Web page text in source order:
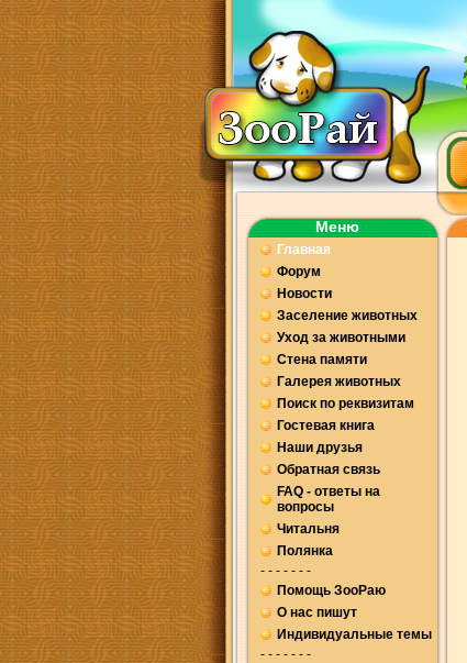
Меню
Главная
Форум
Новости
Заселение животных
Уход за животными
Стена памяти
Галерея животных
Поиск по реквизитам
Гостевая книга
Наши друзья
Обратная связь
FAQ - ответы на
вопросы
Читальня
Полянка
- - - - - - -
Помощь ЗооРаю
О нас пишут
Индивидуальные темы
- - - - - - -